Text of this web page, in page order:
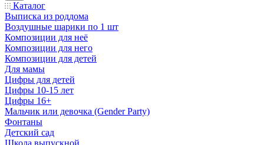
Каталог
Выписка из роддома
Воздушные шарики по 1 шт
Композиции для неё
Композиции для него
Композиции для детей
Для мамы
Цифры для детей
Цифры 10-15 лет
Цифры 16+
Мальчик или девочка (Gender Party)
Фонтаны
Детский сад
Школа выпускной